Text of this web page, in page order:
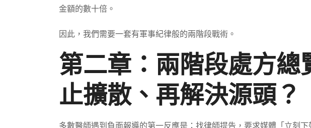
金額的數十倍。
因此，我們需要一套有軍事紀律般的兩階段戰術。
第二章：兩階段處方
止擴散、再解決源頭？